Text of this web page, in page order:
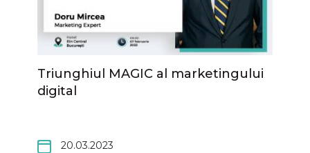
Triunghiul MAGIC al marketingului
digital
20.03.2023